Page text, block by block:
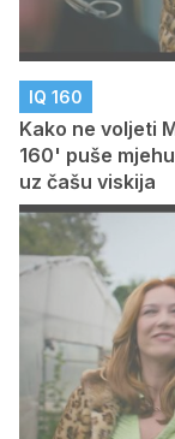
IQ 160
Kako ne voljeti
160' puše
uz čašu viskija